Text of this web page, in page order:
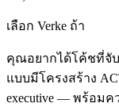
เลือก Verke ถ้า
คุณอยากได้โค้ชที่จับ
แบบมีโครงสร้าง
executive — พร้อม